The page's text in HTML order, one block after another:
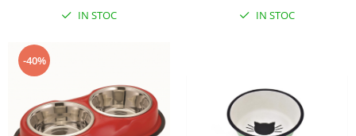
IN STOC IN STOC
-40%